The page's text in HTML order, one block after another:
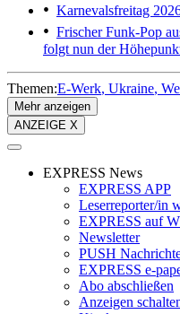
Karnevalsfreitag
Frischer Funk-Pop
folgt nun der
Themen:E-Werk Ukraine
Mehr anzeigen
ANZEIGE X
EXPRESS News
EXPRESS APP
Leserreporter/in
EXPRESS auf
Newsletter
PUSH
EXPRESS e-
Abo abschließen
Anzeigen